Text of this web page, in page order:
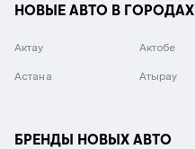
НОВЫЕ АВТО В ГОРОДАХ
Актау Актобе
Астана Атырау
БРЕНДЫ НОВЫХ АВТО